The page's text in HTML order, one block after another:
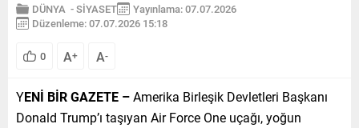
DÜNYA -SİYASET
Yayınlama: 07.07.2026
Düzenleme: 07.07.2026 15:18
0 A+ A-
YENİ BİR GAZETE –Amerika Birleşik Devletleri Başkanı
Donald Trump’ı taşıyan Air Force One uçağı, yoğun